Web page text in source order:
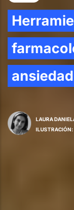
ansiedad
LAURA
ILUSTRACIÓN: